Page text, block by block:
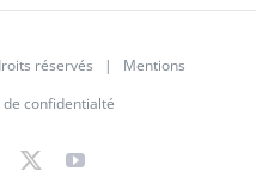
réservés | Mentions
de confidentialté
X YouTube